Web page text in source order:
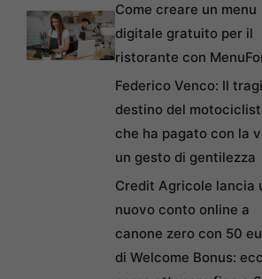
Come creare un menu
digitale gratuito per il
ristorante con
Federico Venco: Il
destino del
che ha pagato con la
un gesto di gentilezza
Credit Agricole lancia
nuovo conto online a
canone zero con 50
di Welcome Bonus: